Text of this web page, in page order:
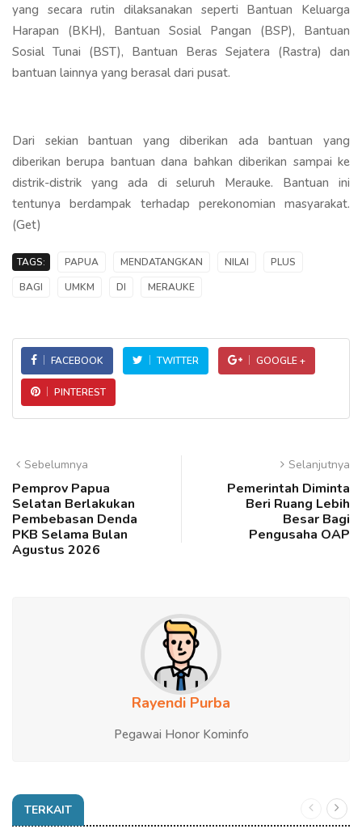
yang secara rutin dilaksanakan seperti Bantuan Keluarga
Harapan (BKH), Bantuan Sosial Pangan (BSP), Bantuan
Sosial Tunai (BST), Bantuan Beras Sejatera (Rastra) dan
bantuan lainnya yang berasal dari pusat.
Dari sekian bantuan yang diberikan ada bantuan yang
diberikan berupa bantuan dana bahkan diberikan sampai ke
distrik-distrik yang ada di seluruh Merauke. Bantuan ini
tentunya berdampak terhadap perekonomian masyarakat.
(Get)
TAGS: PAPUA MENDATANGKAN NILAI
PLUS
BAGI
UMKM DI MERAUKE
FACEBOOK TWITTER GOOGLE +
PINTEREST
Sebelumnya
Pemprov Papua
Selatan Berlakukan
Pembebasan Denda
PKB Selama Bulan
Agustus 2026
Selanjutnya
Pemerintah Diminta
Beri Ruang Lebih
Besar Bagi
Pengusaha OAP
Rayendi Purba
Pegawai Honor Kominfo
TERKAIT